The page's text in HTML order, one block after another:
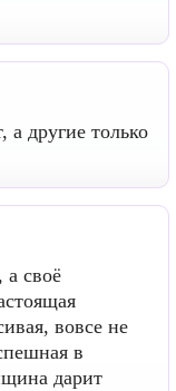
другие только
своё
вовсе не
в
дарит